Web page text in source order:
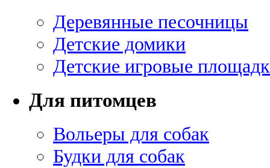
Деревянные песочницы
Детские домики
Детские игровые
Для питомцев
Вольеры для собак
Будки для собак